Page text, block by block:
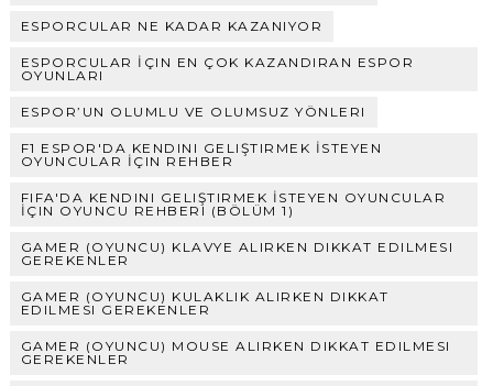
ESPORCULAR NE KADAR KAZANIYOR
ESPORCULAR İÇIN EN ÇOK KAZANDIRAN ESPOR
OYUNLARI
ESPOR’UN OLUMLU VE OLUMSUZ YÖNLERI
F1 ESPOR'DA KENDINI GELIŞTIRMEK İSTEYEN
OYUNCULAR İÇIN REHBER
FIFA'DA KENDINI GELIŞTIRMEK İSTEYEN OYUNCULAR
İÇIN OYUNCU REHBERI (BÖLÜM 1)
GAMER (OYUNCU) KLAVYE ALIRKEN DIKKAT EDILMESI
GEREKENLER
GAMER (OYUNCU) KULAKLIK ALIRKEN DIKKAT
EDILMESI GEREKENLER
GAMER (OYUNCU) MOUSE ALIRKEN DIKKAT EDILMESI
GEREKENLER